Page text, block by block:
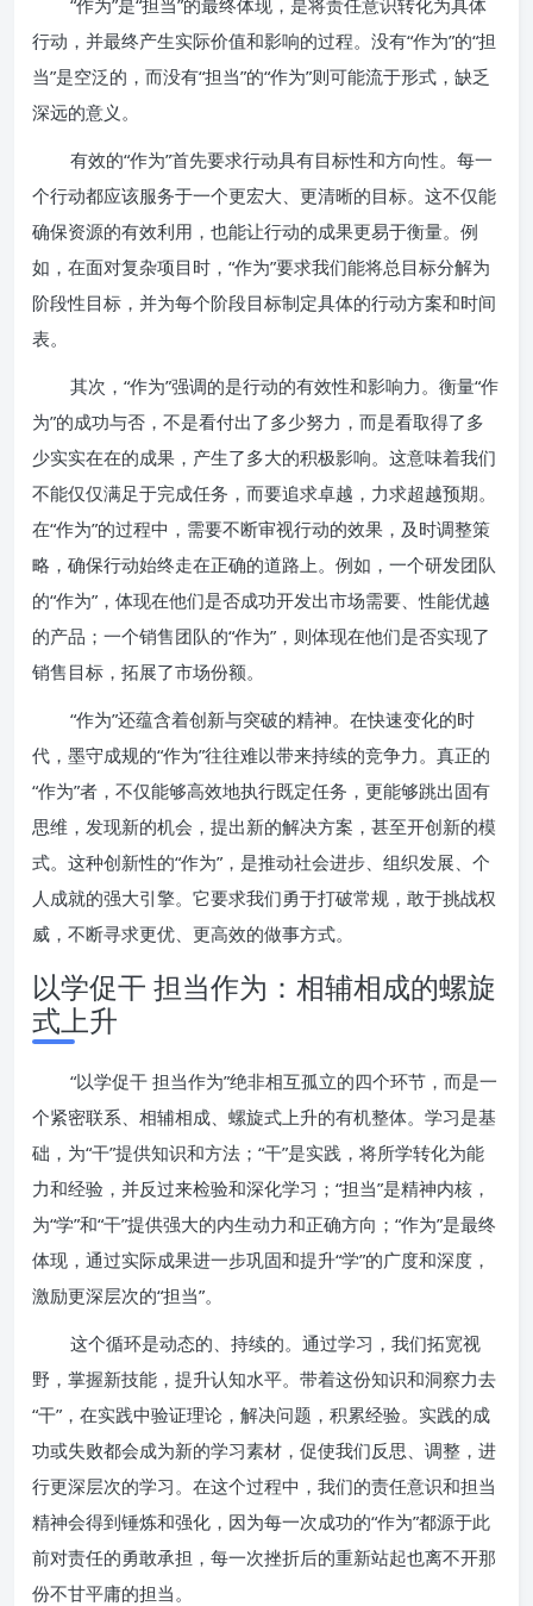
“作为”是“担当”的最终体现，是将责任意识转化为具体
行动，并最终产生实际价值和影响的过程。没有“作为”的“担
当”是空泛的，而没有“担当”的“作为”则可能流于形式，缺乏
深远的意义。
有效的“作为”首先要求行动具有目标性和方向性。每一
个行动都应该服务于一个更宏大、更清晰的目标。这不仅能
确保资源的有效利用，也能让行动的成果更易于衡量。例
如，在面对复杂项目时，“作为”要求我们能将总目标分解为
阶段性目标，并为每个阶段目标制定具体的行动方案和时间
表。
其次，“作为”强调的是行动的有效性和影响力。衡量“作
为”的成功与否，不是看付出了多少努力，而是看取得了多
少实实在在的成果，产生了多大的积极影响。这意味着我们
不能仅仅满足于完成任务，而要追求卓越，力求超越预期。
在“作为”的过程中，需要不断审视行动的效果，及时调整策
略，确保行动始终走在正确的道路上。例如，一个研发团队
的“作为”，体现在他们是否成功开发出市场需要、性能优越
的产品；一个销售团队的“作为”，则体现在他们是否实现了
销售目标，拓展了市场份额。
“作为”还蕴含着创新与突破的精神。在快速变化的时
代，墨守成规的“作为”往往难以带来持续的竞争力。真正的
“作为”者，不仅能够高效地执行既定任务，更能够跳出固有
思维，发现新的机会，提出新的解决方案，甚至开创新的模
式。这种创新性的“作为”，是推动社会进步、组织发展、个
人成就的强大引擎。它要求我们勇于打破常规，敢于挑战权
威，不断寻求更优、更高效的做事方式。
以学促干 担当作为：相辅相成的螺旋
式上升
“以学促干 担当作为”绝非相互孤立的四个环节，而是一
个紧密联系、相辅相成、螺旋式上升的有机整体。学习是基
础，为“干”提供知识和方法；“干”是实践，将所学转化为能
力和经验，并反过来检验和深化学习；“担当”是精神内核，
为“学”和“干”提供强大的内生动力和正确方向；“作为”是最终
体现，通过实际成果进一步巩固和提升“学”的广度和深度，
激励更深层次的“担当”。
这个循环是动态的、持续的。通过学习，我们拓宽视
野，掌握新技能，提升认知水平。带着这份知识和洞察力去
“干”，在实践中验证理论，解决问题，积累经验。实践的成
功或失败都会成为新的学习素材，促使我们反思、调整，进
行更深层次的学习。在这个过程中，我们的责任意识和担当
精神会得到锤炼和强化，因为每一次成功的“作为”都源于此
前对责任的勇敢承担，每一次挫折后的重新站起也离不开那
份不甘平庸的担当。